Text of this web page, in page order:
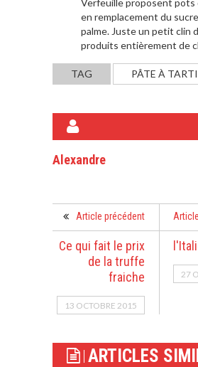
en remplacement du
palme. Juste un petit clin
produits entièrement de
TAG PÂTE À
A PROPOS DE
Alexandre
Article précédent
Ce qui fait le prix
de la truffe
fraiche
13 OCTOBRE 2015
27
ARTICLES